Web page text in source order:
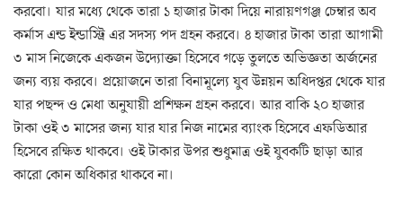
করবো। যার মধ্যে থেকে তারা ১ হাজার টাকা দিয়ে নারায়ণগঞ্জ চেম্বার অব
কর্মাস এন্ড ইন্ডাস্ট্রি এর সদস্য পদ গ্রহন করবে। ৪ হাজার টাকা তারা আগামী
৩ মাস নিজেকে একজন উদ্যোক্তা হিসেবে গড়ে তুলতে অভিজ্ঞতা অর্জনের
জন্য ব্যয় করবে। প্রয়োজনে তারা বিনামূল্যে যুব উন্নয়ন অধিদপ্তর থেকে যার
যার পছন্দ ও মেধা অনুযায়ী প্রশিক্ষন গ্রহন করবে। আর বাকি ২০ হাজার
টাকা ওই ৩ মাসের জন্য যার যার নিজ নামের ব্যাংক হিসেবে এফডিআর
হিসেবে রক্ষিত থাকবে। ওই টাকার উপর শুধুমাত্র ওই যুবকটি ছাড়া আর
কারো কোন অধিকার থাকবে না।